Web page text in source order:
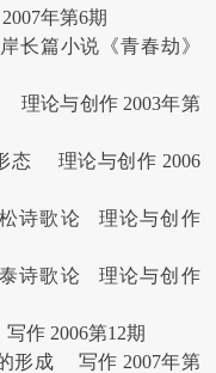
年第6期
长篇小说《青春劫》
理论与创作 2003年第
态 理论与创作 2006
诗歌论 理论与创作
诗歌论 理论与创作
作 2006第12期
形成 写作 2007年第